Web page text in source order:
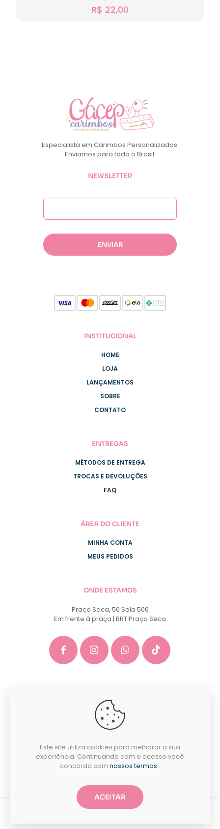
R$ 22,00
Especialista em Carimbos Personalizados.
Enviamos para todo o Brasil.
NEWSLETTER
INSTITUCIONAL
HOME
LOJA
LANÇAMENTOS
SOBRE
CONTATO
ENTREGAS
MÉTODOS DE ENTREGA
TROCAS E DEVOLUÇÕES
FAQ
ÁREA DO CLIENTE
MINHA CONTA
MEUS PEDIDOS
ONDE ESTAMOS
Praça Seca, 50 Sala 506
Em frente à praça | BRT Praça Seca
GACEP SERVICOS E COMERCIO DE INFORMATICA E
PAPELARIA EIRELI - CNPJ: 35.581.130/0001-40
Este site utiliza cookies para melhorar a sua
experiência. Continuando com o acesso você
concorda com nossos termos .
ACEITAR